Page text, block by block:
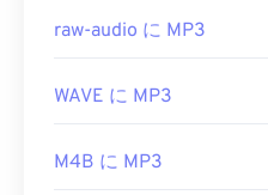
raw-audio に MP3
WAVE に MP3
M4B に MP3